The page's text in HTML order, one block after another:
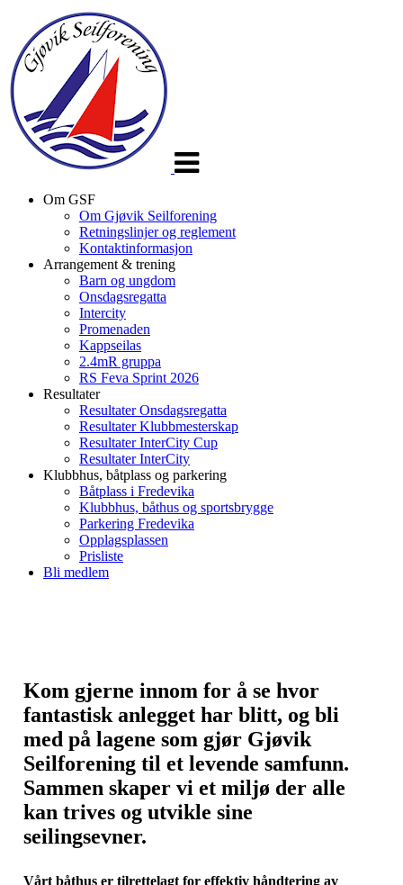
Om GSF
Om Gjøvik Seilforening
Retningslinjer og reglement
Kontaktinformasjon
Arrangement & trening
Barn og ungdom
Onsdagsregatta
Intercity
Promenaden
Kappseilas
2.4mR gruppa
RS Feva Sprint 2026
Resultater
Resultater Onsdagsregatta
Resultater Klubbmesterskap
Resultater InterCity Cup
Resultater InterCity
Klubbhus, båtplass og parkering
Båtplass i Fredevika
Klubbhus, båthus og sportsbrygge
Parkering Fredevika
Opplagsplassen
Prisliste
Bli medlem
Kom gjerne innom for å se hvor
fantastisk anlegget har blitt, og bli
med på lagene som gjør Gjøvik
Seilforening til et levende samfunn.
Sammen skaper vi et miljø der alle
kan trives og utvikle sine
seilingsevner.
Vårt båthus er tilrettelagt for effektiv håndtering av